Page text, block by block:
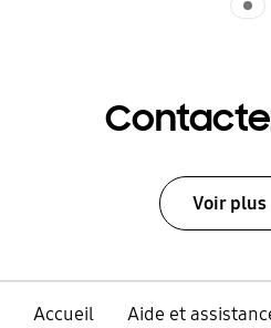
Voir plus
Accueil
Aide et